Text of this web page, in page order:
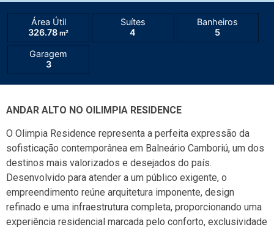
Área Útil
326.78 m²
Suítes
4
Banheiros
5
Garagem
3
ANDAR ALTO NO OILIMPIA RESIDENCE
O Olimpia Residence representa a perfeita expressão da
sofisticação contemporânea em Balneário Camboriú, um dos
destinos mais valorizados e desejados do país.
Desenvolvido para atender a um público exigente, o
empreendimento reúne arquitetura imponente, design
refinado e uma infraestrutura completa, proporcionando uma
experiência residencial marcada pelo conforto, exclusividade